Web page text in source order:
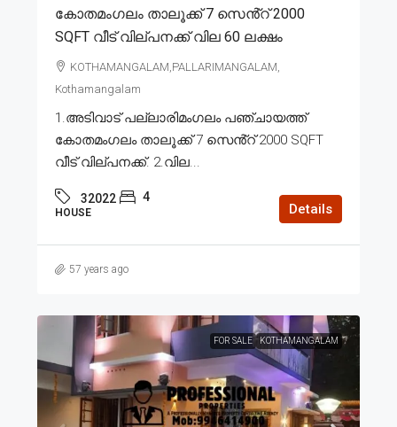
കോതമംഗലം താലൂക്ക് 7 സെൻ്റ് 2000
SQFT വീട് വില്പനക്ക് വില 60 ലക്ഷം
KOTHAMANGALAM,PALLARIMANGALAM,
Kothamangalam
1.അടിവാട് പല്ലാരിമംഗലം പഞ്ചായത്ത്
കോതമംഗലം താലൂക്ക് 7 സെൻ്റ് 2000 SQFT
വീട് വില്പനക്ക്. 2.വില...
32022 4
HOUSE Details
57 years ago
FOR SALE KOTHAMANGALAM